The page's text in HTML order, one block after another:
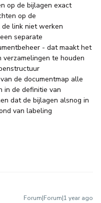
op de bijlagen exact
op de
link niet werken
separate
- dat maakt het
verzamelingen te houden
de documentmap alle
in de definitie van
dat de bijlagen alsnog in
van labeling
Forum|Forum|1 year ago